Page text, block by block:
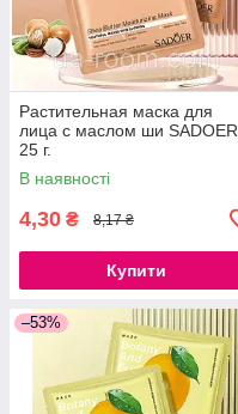
Растительная маска для
лица с маслом ши SADOER,
25 г.
В наявності
4,30 ₴ 8,17 ₴
Купити
–53%